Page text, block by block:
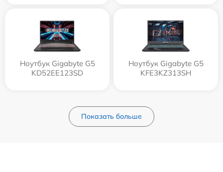
Ноутбук Gigabyte G5
KD52EE123SD
Ноутбук Gigabyte G5
KFE3KZ313SH
Показать больше